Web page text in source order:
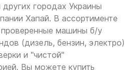
городах Украины
Хапай. В ассортименте
машины б/у
(дизель, бензин, электро)
и "чистой"
Вы можете купить